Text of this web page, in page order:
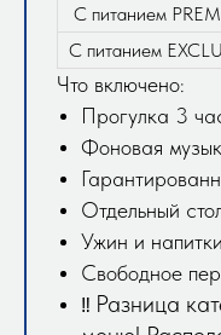
С питанием
С питанием
Что включено:
Прогулка 3
Фоновая
Отдельный
Ужин и напитки
Свободное
‼️ Разница